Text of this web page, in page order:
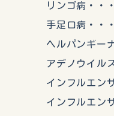
リンゴ病・・・・
手足口病・・・・
ヘルパンギーナ・
アデノウイルス感
インフルエンザＡ
インフルエンザＢ